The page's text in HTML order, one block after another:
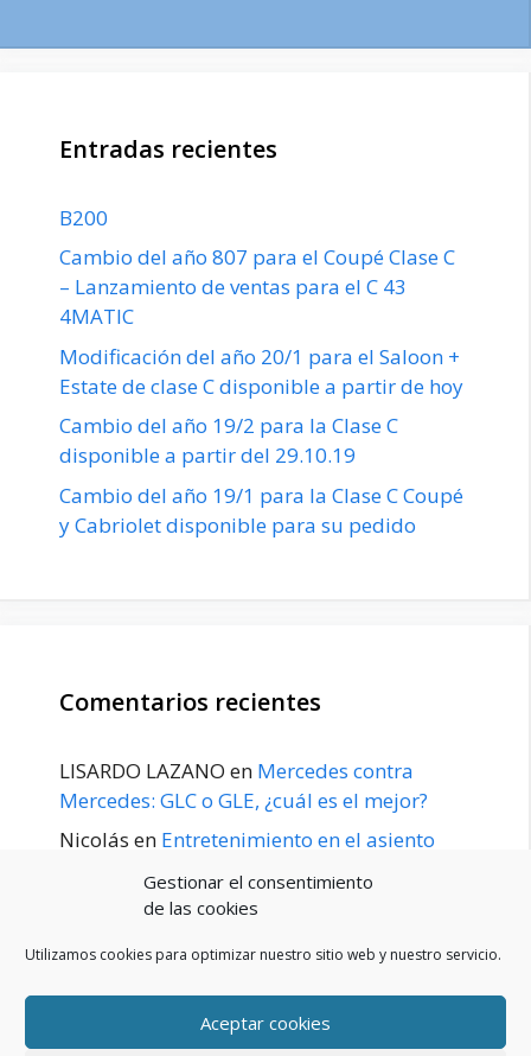
Gestionar el consentimiento
de las cookies
Utilizamos cookies para optimizar nuestro sitio web y nuestro servicio.
Aceptar cookies
Entradas recientes
B200
Cambio del año 807 para el Coupé Clase C
– Lanzamiento de ventas para el C 43
4MATIC
Modificación del año 20/1 para el Saloon +
Estate de clase C disponible a partir de hoy
Cambio del año 19/2 para la Clase C
disponible a partir del 29.10.19
Cambio del año 19/1 para la Clase C Coupé
y Cabriolet disponible para su pedido
Comentarios recientes
LISARDO LAZANO en Mercedes contra
Mercedes: GLC o GLE, ¿cuál es el mejor?
Nicolás en Entretenimiento en el asiento
trasero para el GLE / GLS disponible a
principios de 2020
POLÍTICA DE PRIVACIDAD